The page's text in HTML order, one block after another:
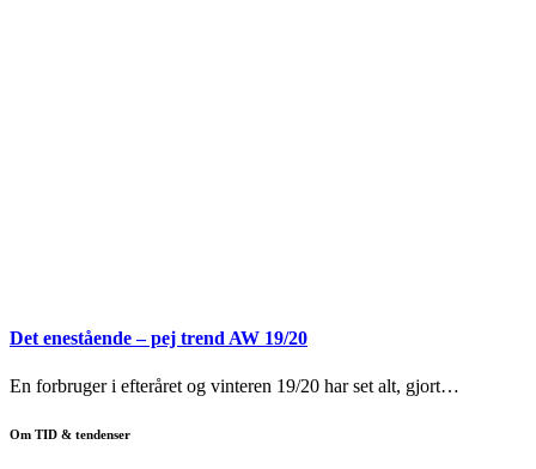
Det enestående – pej trend AW 19/20
En forbruger i efteråret og vinteren 19/20 har set alt, gjort…
Om TID & tendenser